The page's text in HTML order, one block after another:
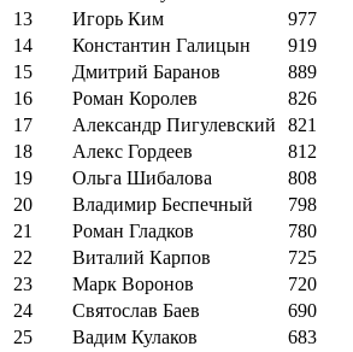
13
Игорь Ким
977
14
Константин Галицын
919
15
Дмитрий Баранов
889
16
Роман Королев
826
17
Александр Пигулевский
821
18
Алекс Гордеев
812
19
Ольга Шибалова
808
20
Владимир Беспечный
798
21
Роман Гладков
780
22
Виталий Карпов
725
23
Марк Воронов
720
24
Святослав Баев
690
25
Вадим Кулаков
683